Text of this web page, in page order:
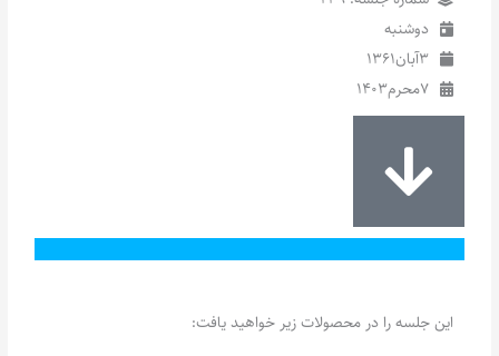
دوشنبه
3آبان1361
7محرم1403
این جلسه را در محصولات زیر خواهید یافت: